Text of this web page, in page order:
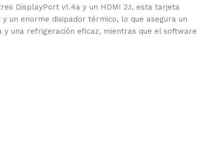
DisplayPort v1.4a y un HDMI 2.1, esta tarjeta
un enorme disipador térmico, lo que asegura un
y una refrigeración eficaz, mientras que el software